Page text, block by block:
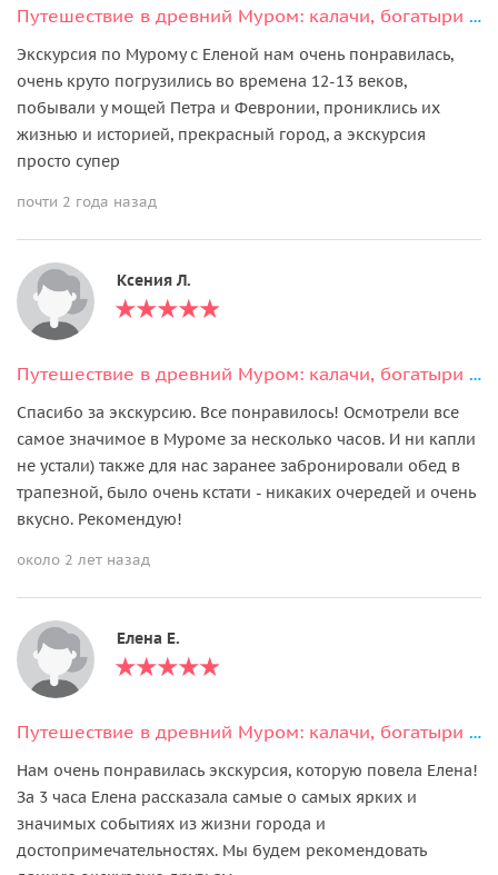
Путешествие в древний Муром: калачи, богатыри и монастыри на Оке
Экскурсия по Мурому с Еленой нам очень понравилась,
очень круто погрузились во времена 12-13 веков,
побывали у мощей Петра и Февронии, прониклись их
жизнью и историей, прекрасный город, а экскурсия
просто супер
почти 2 года назад
Ксения Л.
Путешествие в древний Муром: калачи, богатыри и монастыри на Оке
Спасибо за экскурсию. Все понравилось! Осмотрели все
самое значимое в Муроме за несколько часов. И ни капли
не устали) также для нас заранее забронировали обед в
трапезной, было очень кстати - никаких очередей и очень
вкусно. Рекомендую!
около 2 лет назад
Елена Е.
Путешествие в древний Муром: калачи, богатыри и монастыри на Оке
Нам очень понравилась экскурсия, которую повела Елена!
За 3 часа Елена рассказала самые о самых ярких и
значимых событиях из жизни города и
достопримечательностях. Мы будем рекомендовать